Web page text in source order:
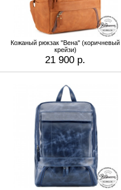
Кожаный рюкзак "Вена" (коричневый
крейзи)
21 900 р.